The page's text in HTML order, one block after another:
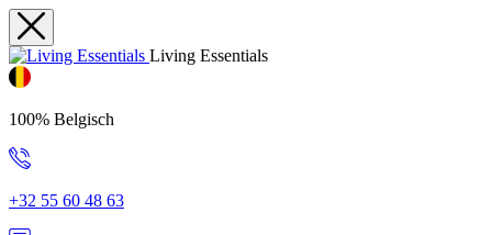
Living Essentials
100% Belgisch
+32 55 60 48 63